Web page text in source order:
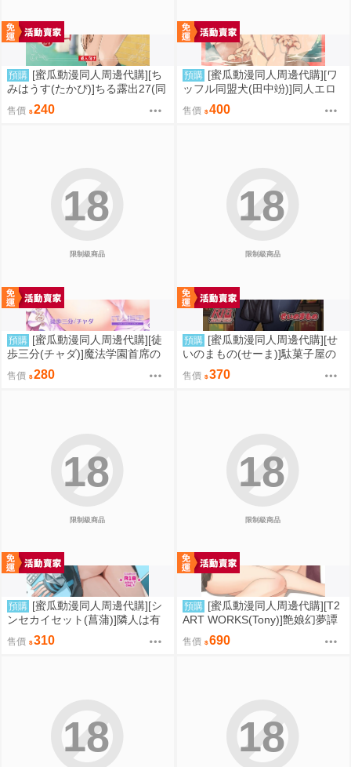
預購 [蜜瓜動漫同人周邊代購][ち
みはうす(たかぴ)]ちる露出27(同
售價 240
預購 [蜜瓜動漫同人周邊代購][ワ
ッフル同盟犬(田中竕)]同人エロ
ゲ転生2上～発動!ヌルヌルスケ
ベスキル【メロン限定特典付】
售價 400
限制級商品
18
預購 [蜜瓜動漫同人周邊代購][徒
歩三分(チャダ)]魔法学園首席の
ママに勝利して一日支配する。
(同人誌)
售價 280
限制級商品
18
預購 [蜜瓜動漫同人周邊代購][せ
いのまもの(せーま)]駄菓子屋の
あっちゃん(同人誌)
售價 370
限制級商品
18
預購 [蜜瓜動漫同人周邊代購][シ
ンセカイセット(菖蒲)]隣人は有
名配信者8人目(同人誌)
售價 310
限制級商品
18
預購 [蜜瓜動漫同人周邊代購][T2
ART WORKS(Tony)]艶娘幻夢譚
(同人誌)
售價 690
18 18